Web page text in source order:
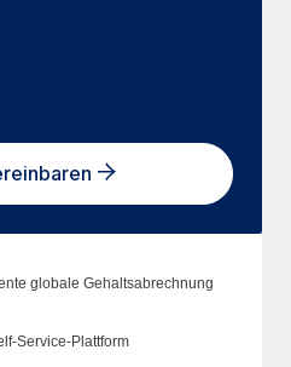
globale Gehaltsabrechnung
Service-Plattform